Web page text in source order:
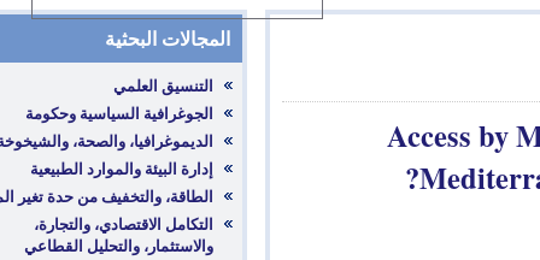
المجالات البحثية
‎التكامل الاقتصادي، والتجارة،
والاستثمار، والتحليل القطاعي